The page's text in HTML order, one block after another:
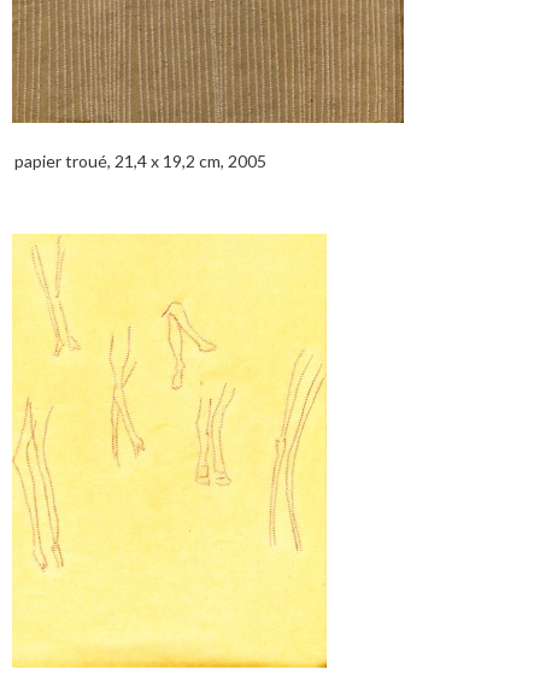
papier troué, 21,4 x 19,2 cm, 2005